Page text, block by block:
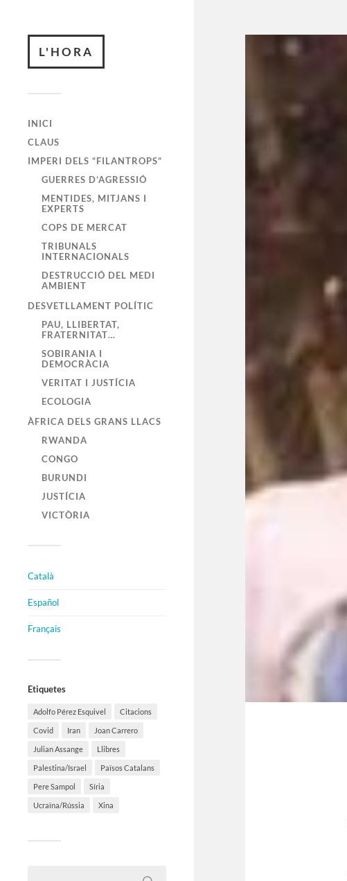
L'HORA
INICI
CLAUS
IMPERI DELS “FILANTROPS”
GUERRES D’AGRESSIÓ
MENTIDES, MITJANS I
EXPERTS
COPS DE MERCAT
TRIBUNALS
INTERNACIONALS
DESTRUCCIÓ DEL MEDI
AMBIENT
DESVETLLAMENT POLÍTIC
PAU, LLIBERTAT,
FRATERNITAT…
SOBIRANIA I
DEMOCRÀCIA
VERITAT I JUSTÍCIA
ECOLOGIA
ÀFRICA DELS GRANS LLACS
RWANDA
CONGO
BURUNDI
JUSTÍCIA
VICTÒRIA
Català
Español
Français
Etiquetes
Adolfo Pérez Esquivel Citacions
Covid Iran Joan Carrero
Julian Assange Llibres
Palestina/Israel Països Catalans
Pere Sampol Síria
Ucraïna/Rússia Xina